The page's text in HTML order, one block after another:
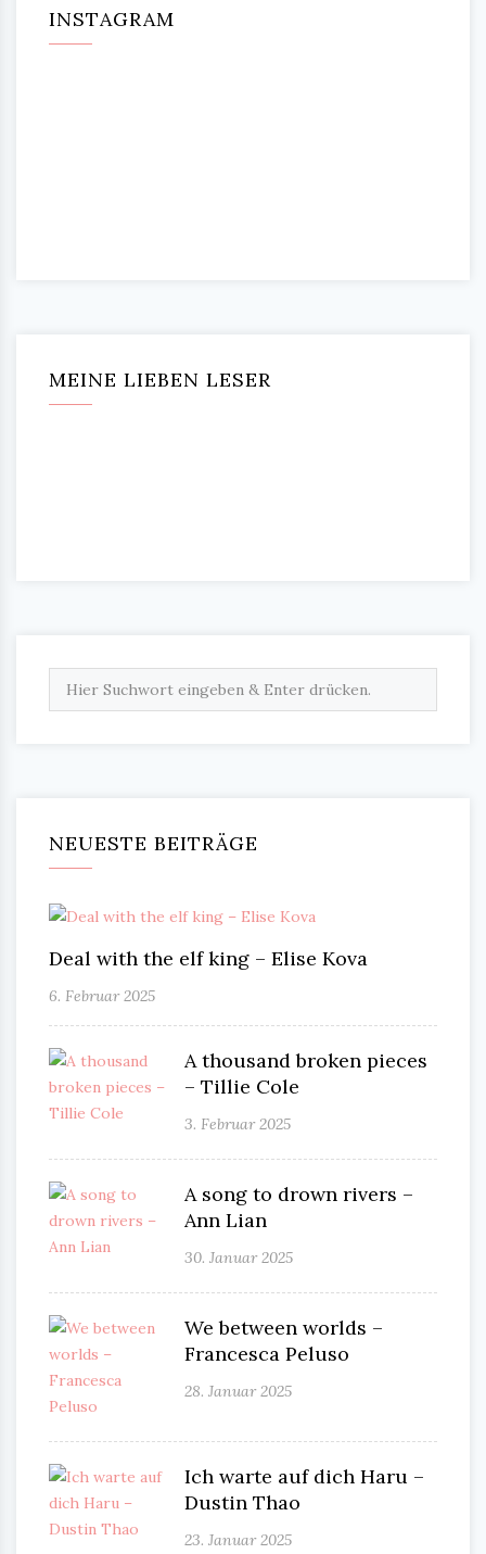
INSTAGRAM
MEINE LIEBEN LESER
NEUESTE BEITRÄGE
Deal with the elf king – Elise Kova
6. Februar 2025
A thousand broken pieces
– Tillie Cole
3. Februar 2025
A song to drown rivers –
Ann Lian
30. Januar 2025
We between worlds –
Francesca Peluso
28. Januar 2025
Ich warte auf dich Haru –
Dustin Thao
23. Januar 2025